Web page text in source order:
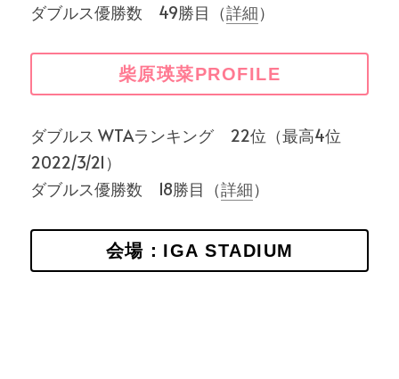
ダブルス優勝数　49勝目（詳細）
柴原瑛菜PROFILE
ダブルス WTAランキング　22位（最高4位
2022/3/21）
ダブルス優勝数　18勝目（詳細）
会場：IGA STADIUM